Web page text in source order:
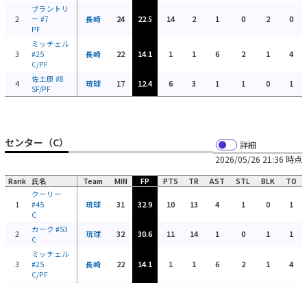
2
ブラントリ
ー #7
PF
長崎 24 22.5 14 2 1 0 2 0
3
ミッチェル
#25
C/PF
長崎 22 14.1 1 1 6 2 1 4
4 佐土原 #8
SF/PF
琉球 17 12.4 6 3 1 1 0 1
センター（C） 詳細
2026/05/26 21:36 時点
Rank 氏名 Team MIN FP PTS TR AST STL BLK TO
1
クーリー
#45
C
琉球 31 32.9 10 13 4 1 0 1
2 カーク #53
C
琉球 32 30.6 11 14 1 0 1 1
3
ミッチェル
#25
C/PF
長崎 22 14.1 1 1 6 2 1 4